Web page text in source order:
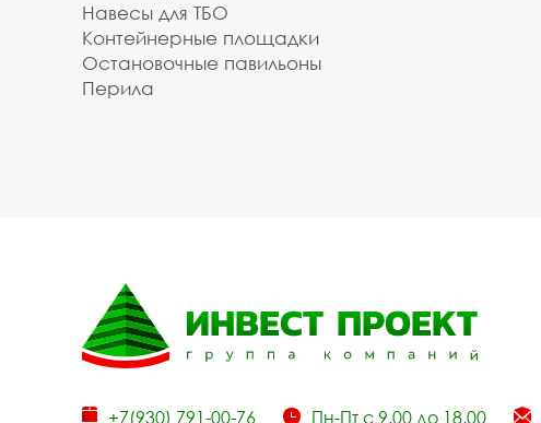
Навесы для ТБО
Контейнерные площадки
Остановочные павильоны
Перила
+7(930) 791-00-76 Пн-Пт с 9.00 до 18.00